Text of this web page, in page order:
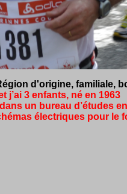
d'origine, familiale,
j’ai 3 enfants, né en 1963
un bureau d’études
électriques pour